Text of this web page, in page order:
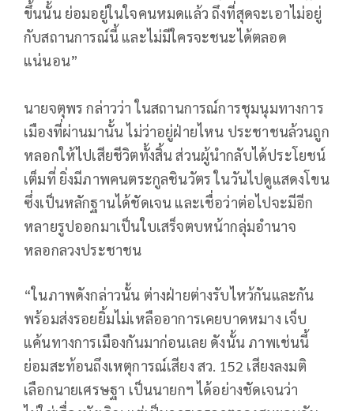
ขึ้นนั้น ย่อมอยู่ในใจคนหมดแล้ว ถึงที่สุดจะเอาไม่อยู่
กับสถานการณ์นี้ และไม่มีใครจะชนะได้ตลอด
แน่นอน”
นายจตุพร กล่าวว่า ในสถานการณ์การชุมนุมทางการ
เมืองที่ผ่านมานั้น ไม่ว่าอยู่ฝ่ายไหน ประชาชนล้วนถูก
หลอกให้ไปเสียชีวิตทั้งสิ้น ส่วนผู้นำกลับได้ประโยชน์
เต็มที่ ยิ่งมีภาพคนตระกูลชินวัตร ในวันไปดูแสดงโขน
ซึ่งเป็นหลักฐานได้ชัดเจน และเชื่อว่าต่อไปจะมีอีก
หลายรูปออกมาเป็นใบเสร็จตบหน้ากลุ่มอำนาจ
หลอกลวงประชาชน
“ในภาพดังกล่าวนั้น ต่างฝ่ายต่างรับไหว้กันและกัน
พร้อมส่งรอยยิ้มไม่เหลืออาการเคยบาดหมาง เจ็บ
แค้นทางการเมืองกันมาก่อนเลย ดังนั้น ภาพเช่นนี้
ย่อมสะท้อนถึงเหตุการณ์เสียง สว. 152 เสียงลงมติ
เลือกนายเศรษฐา เป็นนายกฯ ได้อย่างชัดเจนว่า